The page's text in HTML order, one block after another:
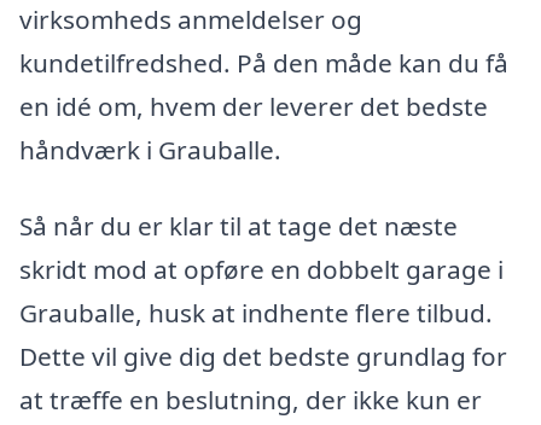
virksomheds anmeldelser og
kundetilfredshed. På den måde kan du få
en idé om, hvem der leverer det bedste
håndværk i Grauballe.
Så når du er klar til at tage det næste
skridt mod at opføre en dobbelt garage i
Grauballe, husk at indhente flere tilbud.
Dette vil give dig det bedste grundlag for
at træffe en beslutning, der ikke kun er